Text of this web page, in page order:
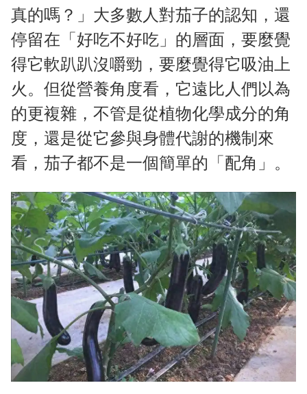
e
真的嗎？」大多數人對茄子的認知，還
停留在「好吃不好吃」的層面，要麼覺
得它軟趴趴沒嚼勁，要麼覺得它吸油上
火。但從營養角度看，它遠比人們以為
的更複雜，不管是從植物化學成分的角
度，還是從它參與身體代謝的機制來
看，茄子都不是一個簡單的「配角」。